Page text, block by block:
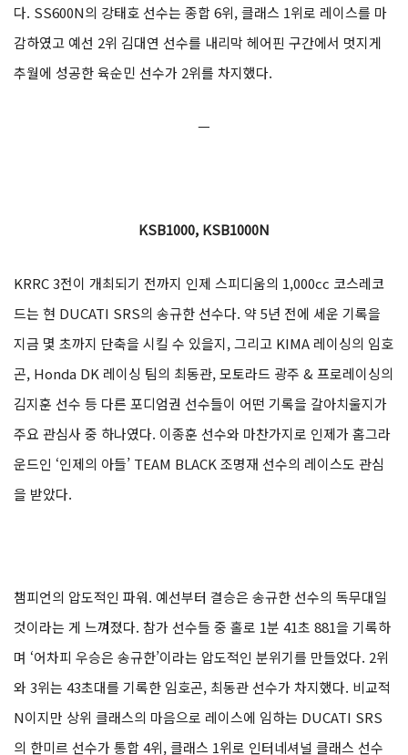
다. SS600N의 강태호 선수는 종합 6위, 클래스 1위로 레이스를 마
감하였고 예선 2위 김대연 선수를 내리막 헤어핀 구간에서 멋지게
추월에 성공한 육순민 선수가 2위를 차지했다.
ㅡ
KSB1000, KSB1000N
KRRC 3전이 개최되기 전까지 인제 스피디움의 1,000cc 코스레코
드는 현 DUCATI SRS의 송규한 선수다. 약 5년 전에 세운 기록을
지금 몇 초까지 단축을 시킬 수 있을지, 그리고 KIMA 레이싱의 임호
곤, Honda DK 레이싱 팀의 최동관, 모토라드 광주 & 프로레이싱의
김지훈 선수 등 다른 포디엄권 선수들이 어떤 기록을 갈아치울지가
주요 관심사 중 하나였다. 이종훈 선수와 마찬가지로 인제가 홈그라
운드인 ‘인제의 아들’ TEAM BLACK 조명재 선수의 레이스도 관심
을 받았다.
챔피언의 압도적인 파워. 예선부터 결승은 송규한 선수의 독무대일
것이라는 게 느껴졌다. 참가 선수들 중 홀로 1분 41초 881을 기록하
며 ‘어차피 우승은 송규한’이라는 압도적인 분위기를 만들었다. 2위
와 3위는 43초대를 기록한 임호곤, 최동관 선수가 차지했다. 비교적
N이지만 상위 클래스의 마음으로 레이스에 임하는 DUCATI SRS
의 한미르 선수가 통합 4위, 클래스 1위로 인터네셔널 클래스 선수